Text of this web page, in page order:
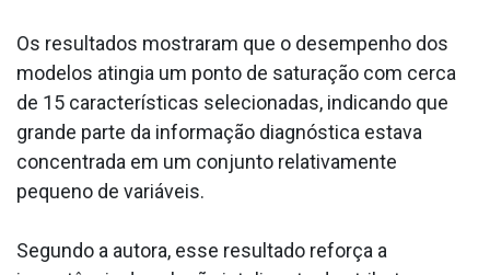
Os resultados mostraram que o desempenho dos
modelos atingia um ponto de saturação com cerca
de 15 características selecionadas, indicando que
grande parte da informação diagnóstica estava
concentrada em um conjunto relativamente
pequeno de variáveis.
Segundo a autora, esse resultado reforça a